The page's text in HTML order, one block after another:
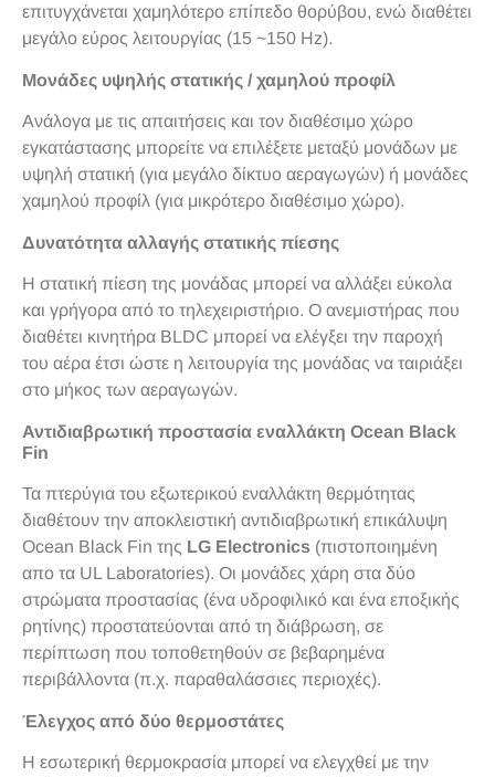
επιτυγχάνεται χαμηλότερο επίπεδο θορύβου, ενώ διαθέτει
μεγάλο εύρος λειτουργίας (15 ~150 Hz).
Μονάδες υψηλής στατικής / χαμηλού προφίλ
Ανάλογα με τις απαιτήσεις και τον διαθέσιμο χώρο
εγκατάστασης μπορείτε να επιλέξετε μεταξύ μονάδων με
υψηλή στατική (για μεγάλο δίκτυο αεραγωγών) ή μονάδες
χαμηλού προφίλ (για μικρότερο διαθέσιμο χώρο).
Δυνατότητα αλλαγής στατικής πίεσης
Η στατική πίεση της μονάδας μπορεί να αλλάξει εύκολα
και γρήγορα από το τηλεχειριστήριο. Ο ανεμιστήρας που
διαθέτει κινητήρα BLDC μπορεί να ελέγξει την παροχή
του αέρα έτσι ώστε η λειτουργία της μονάδας να ταιριάξει
στο μήκος των αεραγωγών.
Αντιδιαβρωτική προστασία εναλλάκτη Ocean Black
Fin
Τα πτερύγια του εξωτερικού εναλλάκτη θερμότητας
διαθέτουν την αποκλειστική αντιδιαβρωτική επικάλυψη
Ocean Black Fin της LG Electronics (πιστοποιημένη
απο τα UL Laboratories). Οι μονάδες χάρη στα δύο
στρώματα προστασίας (ένα υδροφιλικό και ένα εποξικής
ρητίνης) προστατεύονται από τη διάβρωση, σε
περίπτωση που τοποθετηθούν σε βεβαρημένα
περιβάλλοντα (π.χ. παραθαλάσσιες περιοχές).
Έλεγχος από δύο θερμοστάτες
Η εσωτερική θερμοκρασία μπορεί να ελεγχθεί με την